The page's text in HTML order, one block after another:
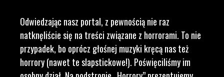
Odwiedzając nasz portal, z pewnością nie raz
natknęliście się na treści związane z horrorami. To nie
przypadek, bo oprócz głośnej muzyki kręcą nas też
horrory (nawet te slapstickowe!). Poświęciliśmy im